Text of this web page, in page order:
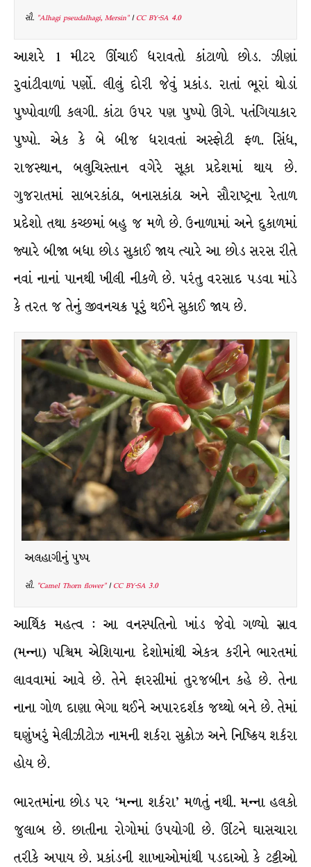
સૌ. "Alhagi pseudalhagi, Mersin"|CC BY-SA 4.0
આશરે 1 મીટર ઊંચાઈ ધરાવતો કાંટાળો છોડ. ઝીણાં
રુવાંટીવાળાં પર્ણો. લીલું દોરી જેવું પ્રકાંડ. રાતાં ભૂરાં થોડાં
પુષ્પોવાળી કલગી. કાંટા ઉપર પણ પુષ્પો ઊગે. પતંગિયાકાર
પુષ્પો. એક કે બે બીજ ધરાવતાં અસ્ફોટી ફળ. સિંધ,
રાજસ્થાન, બલુચિસ્તાન વગેરે સૂકા પ્રદેશમાં થાય છે.
ગુજરાતમાં સાબરકાંઠા, બનાસકાંઠા અને સૌરાષ્ટ્રના રેતાળ
પ્રદેશો તથા કચ્છમાં બહુ જ મળે છે. ઉનાળામાં અને દુકાળમાં
જ્યારે બીજા બધા છોડ સુકાઈ જાય ત્યારે આ છોડ સરસ રીતે
નવાં નાનાં પાનથી ખીલી નીકળે છે. પરંતુ વરસાદ પડવા માંડે
કે તરત જ તેનું જીવનચક્ર પૂરું થઈને સુકાઈ જાય છે.
અલહાગીનું પુષ્પ
સૌ. "Camel Thorn flower"|CC BY-SA 3.0
આર્થિક મહત્વ : આ વનસ્પતિનો ખાંડ જેવો ગળ્યો સ્રાવ
(મન્ના) પશ્ચિમ એશિયાના દેશોમાંથી એકત્ર કરીને ભારતમાં
લાવવામાં આવે છે. તેને ફારસીમાં તુરજબીન કહે છે. તેના
નાના ગોળ દાણા ભેગા થઈને અપારદર્શક જથ્થો બને છે. તેમાં
ઘણુંખરું મેલીઝીટોઝ નામની શર્કરા સુક્રોઝ અને નિષ્ક્રિય શર્કરા
હોય છે.
ભારતમાંના છોડ પર ‘મન્ના શર્કરા’ મળતું નથી. મન્ના હલકો
જુલાબ છે. છાતીના રોગોમાં ઉપયોગી છે. ઊંટને ઘાસચારા
તરીકે અપાય છે. પ્રકાંડની શાખાઓમાંથી પડદાઓ કે ટટ્ટીઓ